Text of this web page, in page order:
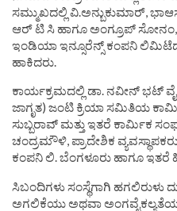
ಸಮ್ಮುಖದಲ್ಲಿ ವಿ.ಅನ್ಬುಕುಮಾರ್,
ಆರ್ ಟಿ ಸಿ ಹಾಗೂ ಅಂಗ್ರೂಪ್ ಸೋನಂ,
ಇಂಡಿಯಾ ಇನ್ಸೂರೆನ್ಸ್ ಕಂಪನಿ
ಹಾಕಿದರು.
ಕಾರ್ಯಕ್ರಮದಲ್ಲಿ ಡಾ. ನವೀನ್ ಭಟ್
ಜಾಗೃತ) ಜಂಟಿ ಕ್ರಿಯಾ ಸಮಿತಿಯ
ಸುಬ್ಬರಾವ್ ಮತ್ತು ಇತರೆ ಕಾರ್ಮಿಕ
ಚಂದ್ರಮೌಳಿ, ಪ್ರಾದೇಶಿಕ
ಕಂಪನಿ ಲಿ. ಬೆಂಗಳೂರು ಹಾಗೂ ಇತರೆ
ಸಿಬಂದಿಗಳು ಸಂಸ್ಥೆಗಾಗಿ ಹಗಲಿರುಳು
ಅಗಲಿಕೆಯು ಅಥವಾ